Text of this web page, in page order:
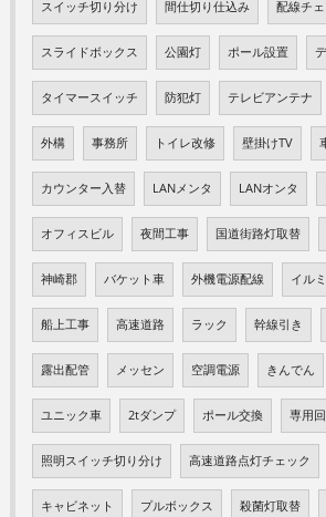
スイッチ切り分け 間仕切り仕込み 配線チェ
スライドボックス 公園灯 ポール設置
タイマースイッチ 防犯灯 テレビアンテナ
外構 事務所 トイレ改修 壁掛けTV
カウンター入替 LANメンタ LANオンタ
オフィスビル 夜間工事 国道街路灯取替
神崎郡 バケット車 外機電源配線 イル
船上工事 高速道路 ラック 幹線引き
露出配管 メッセン 空調電源 きんでん
ユニック車 2tダンプ ポール交換 専用
照明スイッチ切り分け 高速道路点灯チェック
キャビネット プルボックス 殺菌灯取替